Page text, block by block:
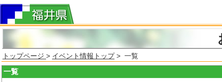
トップページ > イベント情報トップ> 一覧
一覧